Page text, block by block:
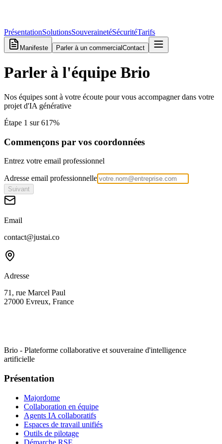
PrésentationSolutionsSouverainetéSécuritéTarifs
Manifeste Parler à un commercialContact
Parler à l'équipe Brio
Nos équipes sont à votre écoute pour vous accompagner dans votre
projet d'IA générative
Étape 1 sur617%
Commençons par vos coordonnées
Entrez votre email professionnel
Adresse email professionnelle
Suivant
Email
contact@justai.co
Adresse
71, rue Marcel Paul
27000 Evreux, France
Brio - Plateforme collaborative et souveraine d'intelligence
artificielle
Présentation
Majordome
Collaboration en équipe
Agents IA collaboratifs
Espaces de travail unifiés
Outils de pilotage
Démarche RSE